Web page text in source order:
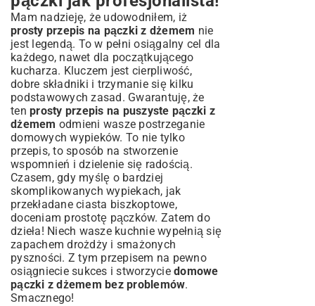
Mam nadzieję, że udowodniłem, iż
prosty przepis na pączki z dżemem nie
jest legendą. To w pełni osiągalny cel dla
każdego, nawet dla początkującego
kucharza. Kluczem jest cierpliwość,
dobre składniki i trzymanie się kilku
podstawowych zasad. Gwarantuję, że
ten prosty przepis na puszyste pączki z
dżemem odmieni wasze postrzeganie
domowych wypieków. To nie tylko
przepis, to sposób na stworzenie
wspomnień i dzielenie się radością.
Czasem, gdy myślę o bardziej
skomplikowanych wypiekach, jak
przekładane ciasta biszkoptowe,
doceniam prostotę pączków. Zatem do
dzieła! Niech wasze kuchnie wypełnią się
zapachem drożdży i smażonych
pyszności. Z tym przepisem na pewno
osiągniecie sukces i stworzycie domowe
pączki z dżemem bez problemów.
Smacznego!